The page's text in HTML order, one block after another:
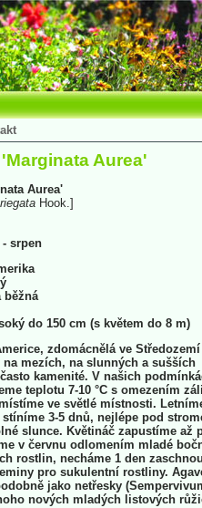
Aurea'
Aurea'
Hook.]
srpen
běžná
do 150 cm (s květem do 8 m)
zdomácnělá ve Středozemí
mezích, na slunných a sušších
kamenité. V našich
teplotu 7-10 °C s omezením
ve světlé místnosti.
3-5 dnů, nejlépe pod
slunce. Květináč zapustíme až
v červnu odlomením mladé
rostlin, necháme 1 den
pro sukulentní rostliny.
jako netřesky
nových mladých listových